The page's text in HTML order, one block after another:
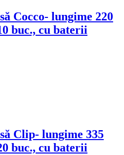
Cocco- lungime 220
buc., cu baterii
Clip- lungime 335
buc., cu baterii